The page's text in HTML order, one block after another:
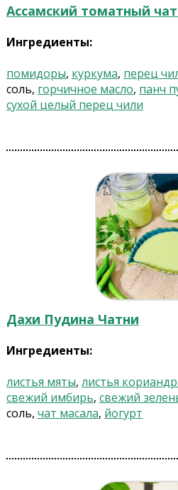
Ассамский томатный
Ингредиенты:
помидоры, куркума, перец
соль, горчичное масло, панч
сухой целый перец чили
Дахи Пудина Чатни
Ингредиенты:
листья мяты, листья
свежий имбирь, свежий
соль, чат масала, йогурт